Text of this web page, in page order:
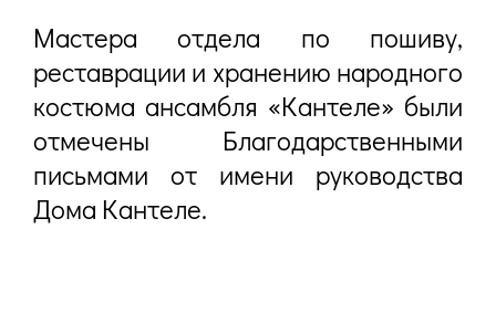
Мастера отдела по пошиву,
реставрации и хранению народного
костюма ансамбля «Кантеле» были
отмечены Благодарственными
письмами от имени руководства
Дома Кантеле.